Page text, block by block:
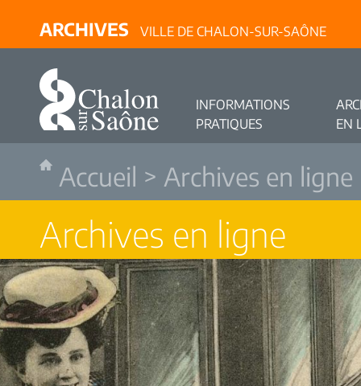
ARCHIVES VILLE DE CHALON-SUR-SAÔNE
INFORMATIONS
PRATIQUES
EN
Accueil > Archives en ligne
Archives en ligne